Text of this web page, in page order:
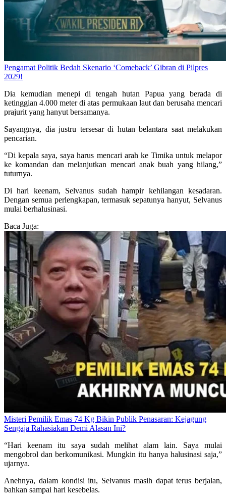
Pengamat Politik Bedah Skenario ‘Comeback’ Gibran di Pilpres
2029!
Dia kemudian menepi di tengah hutan Papua yang berada di
ketinggian 4.000 meter di atas permukaan laut dan berusaha mencari
prajurit yang hanyut bersamanya.
Sayangnya, dia justru tersesar di hutan belantara saat melakukan
pencarian.
“Di kepala saya, saya harus mencari arah ke Timika untuk melapor
ke komandan dan melanjutkan mencari anak buah yang hilang,”
tuturnya.
Di hari keenam, Selvanus sudah hampir kehilangan kesadaran.
Dengan semua perlengkapan, termasuk sepatunya hanyut, Selvanus
mulai berhalusinasi.
Baca Juga:
Misteri Pemilik Emas 74 Kg Bikin Publik Penasaran: Kejagung
Sengaja Rahasiakan Demi Alasan Ini?
“Hari keenam itu saya sudah melihat alam lain. Saya mulai
mengobrol dan berkomunikasi. Mungkin itu hanya halusinasi saja,”
ujarnya.
Anehnya, dalam kondisi itu, Selvanus masih dapat terus berjalan,
bahkan sampai hari kesebelas.